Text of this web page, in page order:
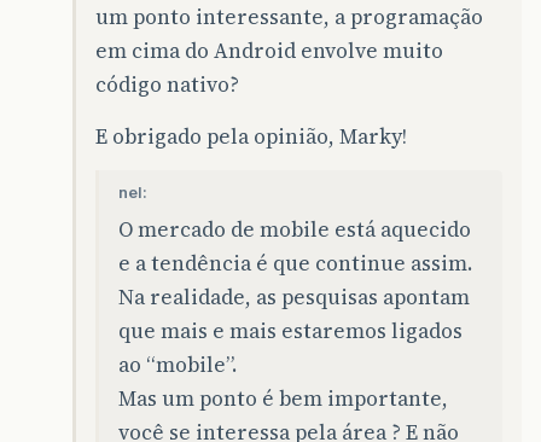
um ponto interessante, a programação
em cima do Android envolve muito
código nativo?
E obrigado pela opinião, Marky!
nel:
O mercado de mobile está aquecido
e a tendência é que continue assim.
Na realidade, as pesquisas apontam
que mais e mais estaremos ligados
ao “mobile”.
Mas um ponto é bem importante,
você se interessa pela área ? E não